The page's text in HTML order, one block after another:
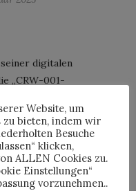
digitalen
„CRW-001-
Eyecatcher: Bei
es sich um
getragen wird.
vom Design
mit modernen
Website, um
zu bieten, indem wir
Besuche
klicken,
ALLEN Cookies zu.
Einstellungen“
vorzunehmen..